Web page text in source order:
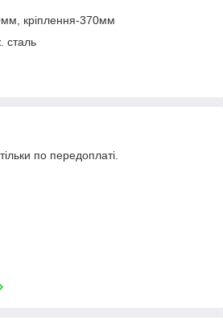
кріплення-370мм
сталь
по передоплаті.